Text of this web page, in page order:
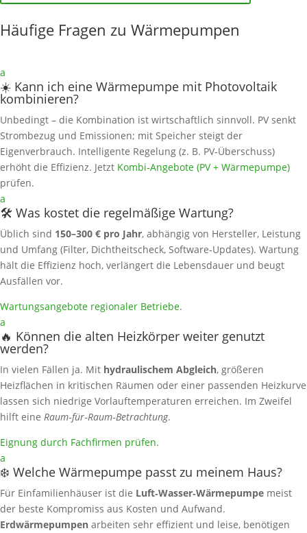
Häufige Fragen zu Wärmepumpen
a
☀️ Kann ich eine Wärmepumpe mit Photovoltaik
kombinieren?
Unbedingt – die Kombination ist wirtschaftlich sinnvoll. PV senkt
Strombezug und Emissionen; mit Speicher steigt der
Eigenverbrauch. Intelligente Regelung (z. B. PV‑Überschuss)
erhöht die Effizienz. Jetzt Kombi‑Angebote (PV + Wärmepumpe)
prüfen.
a
🛠️ Was kostet die regelmäßige Wartung?
Üblich sind 150–300 € pro Jahr, abhängig von Hersteller, Leistung
und Umfang (Filter, Dichtheitscheck, Software‑Updates). Wartung
hält die Effizienz hoch, verlängert die Lebensdauer und beugt
Ausfällen vor.
Wartungsangebote regionaler Betriebe.
a
🔥 Können die alten Heizkörper weiter genutzt
werden?
In vielen Fällen ja. Mit hydraulischem Abgleich, größeren
Heizflächen in kritischen Räumen oder einer passenden Heizkurve
lassen sich niedrige Vorlauftemperaturen erreichen. Im Zweifel
hilft eine Raum‑für‑Raum‑Betrachtung.
Eignung durch Fachfirmen prüfen.
a
❄️ Welche Wärmepumpe passt zu meinem Haus?
Für Einfamilienhäuser ist die Luft‑Wasser‑Wärmepumpe meist
der beste Kompromiss aus Kosten und Aufwand.
Erdwärmepumpen arbeiten sehr effizient und leise, benötigen